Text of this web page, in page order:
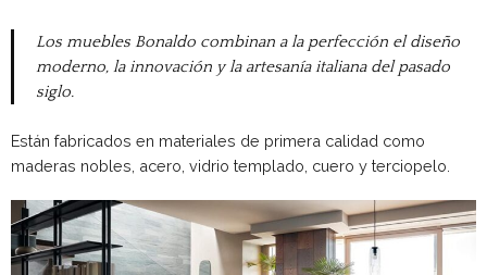
Los muebles Bonaldo combinan a la perfección el diseño
moderno, la innovación y la artesanía italiana del pasado
siglo.
Están fabricados en materiales de primera calidad como
maderas nobles, acero, vidrio templado, cuero y terciopelo.